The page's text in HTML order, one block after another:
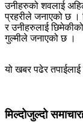
उनीहरुको शवलाई
प्रहरीले जनाएको छ ।
र उनीहरुलाई छिमेकीको
गुल्मीले जनाएको छ ।
यो खबर पढेर
मिल्दोजुल्दो